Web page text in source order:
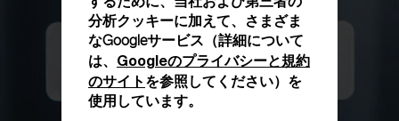
分析クッキーに加えて、さまざま
なGoogleサービス（詳細について
は、 Googleのプライバシーと規約
のサイト を参照してください）を
使用しています。